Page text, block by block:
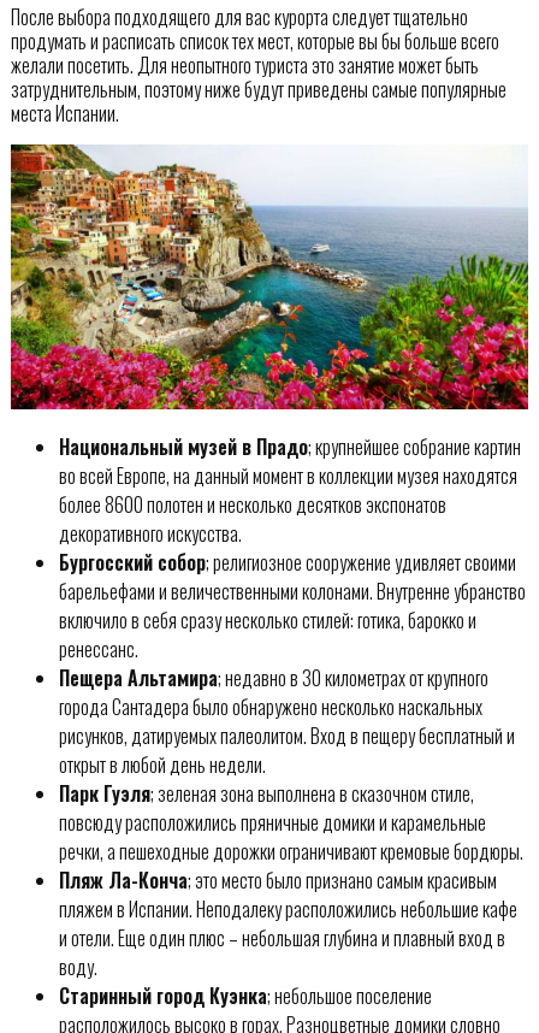
После выбора подходящего для вас курорта следует тщательно
продумать и расписать список тех мест, которые вы бы больше всего
желали посетить. Для неопытного туриста это занятие может быть
затруднительным, поэтому ниже будут приведены самые популярные
места Испании.
Национальный музей в Прадо; крупнейшее собрание картин
во всей Европе, на данный момент в коллекции музея находятся
более 8600 полотен и несколько десятков экспонатов
декоративного искусства.
Бургосский собор; религиозное сооружение удивляет своими
барельефами и величественными колонами. Внутренне убранство
включило в себя сразу несколько стилей: готика, барокко и
ренессанс.
Пещера Альтамира; недавно в 30 километрах от крупного
города Сантадера было обнаружено несколько наскальных
рисунков, датируемых палеолитом. Вход в пещеру бесплатный и
открыт в любой день недели.
Парк Гуэля; зеленая зона выполнена в сказочном стиле,
повсюду расположились пряничные домики и карамельные
речки, а пешеходные дорожки ограничивают кремовые бордюры.
Пляж Ла-Конча; это место было признано самым красивым
пляжем в Испании. Неподалеку расположились небольшие кафе
и отели. Еще один плюс – небольшая глубина и плавный вход в
воду.
Старинный город Куэнка; небольшое поселение
расположилось высоко в горах. Разноцветные домики словно